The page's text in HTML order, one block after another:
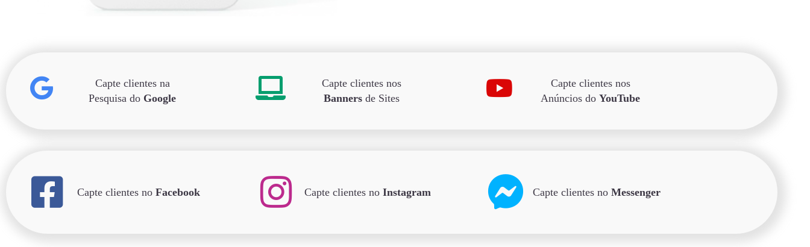
Capte clientes na
Pesquisa do Google
Capte clientes nos
Bannersde Sites
Capte clientes nos
Anúncios doYouTube
Capte clientes no Facebook Capte clientes no Instagram Capte clientes no Messenger